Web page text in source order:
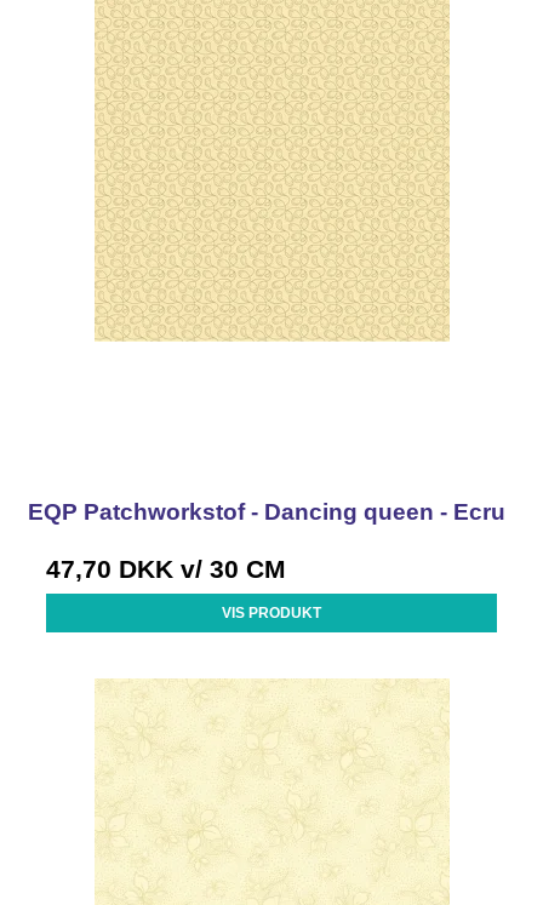
EQP Patchworkstof - Dancing queen - Ecru
47,70 DKK v/ 30 CM
VIS PRODUKT